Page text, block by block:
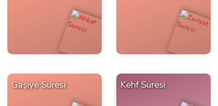
Gaşiye Suresi Kehf Suresi